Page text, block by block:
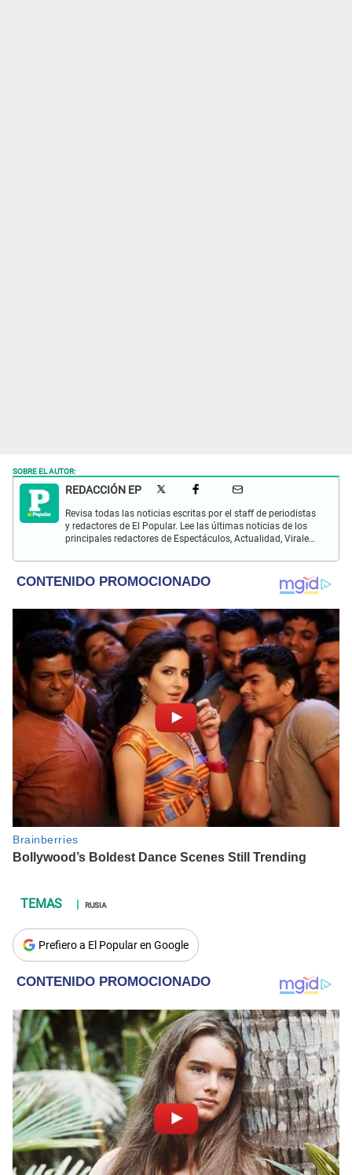
SOBRE EL AUTOR:
REDACCIÓN EP
Revisa todas las noticias escritas por el staff de periodistas
y redactores de El Popular. Lee las últimas noticias de los
principales redactores de Espectáculos, Actualidad, Virales,
RUSIA
Prefiero a El Popular en Google